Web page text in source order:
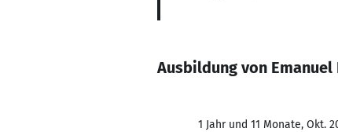
Ausbildung von Emanuel
1 Jahr und 11 Monate, Okt.